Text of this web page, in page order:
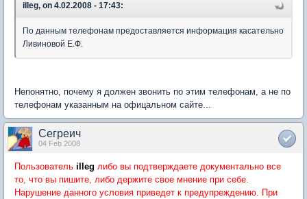
illeg, on 4.02.2008 - 17:43:
По данным телефонам предоставляется информация касательно
Ливиновой Е.Ф.
Непонятно, почему я должен звонить по этим телефонам, а не по
телефонам указанным на офицальном сайте...
Сегреич
04 Feb 2008
Пользователь illeg либо вы подтверждаете документально все
то, что вы пишите, либо держите свое мнение при себе.
Нарушение данного условия приведет к предупреждению. При